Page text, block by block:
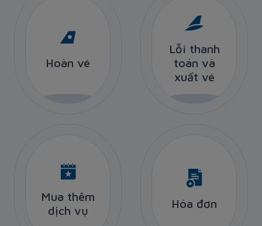
Hoàn vé
Hoàn vé
Lỗi thanh
toán và
xuất vé
Lỗi thanh
toán và
xuất vé
Mua thêm
dịch vụ
Mua thêm
dịch vụ
Hóa đơn
Hóa đơn